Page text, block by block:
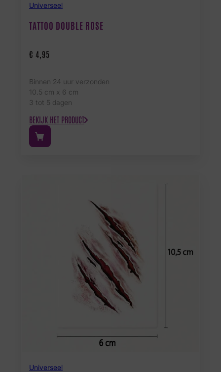
Universeel
TATTOO DOUBLE ROSE
€ 4,95
Binnen 24 uur verzonden
10.5 cm x 6 cm
3 tot 5 dagen
BEKIJK HET PRODUCT
Universeel